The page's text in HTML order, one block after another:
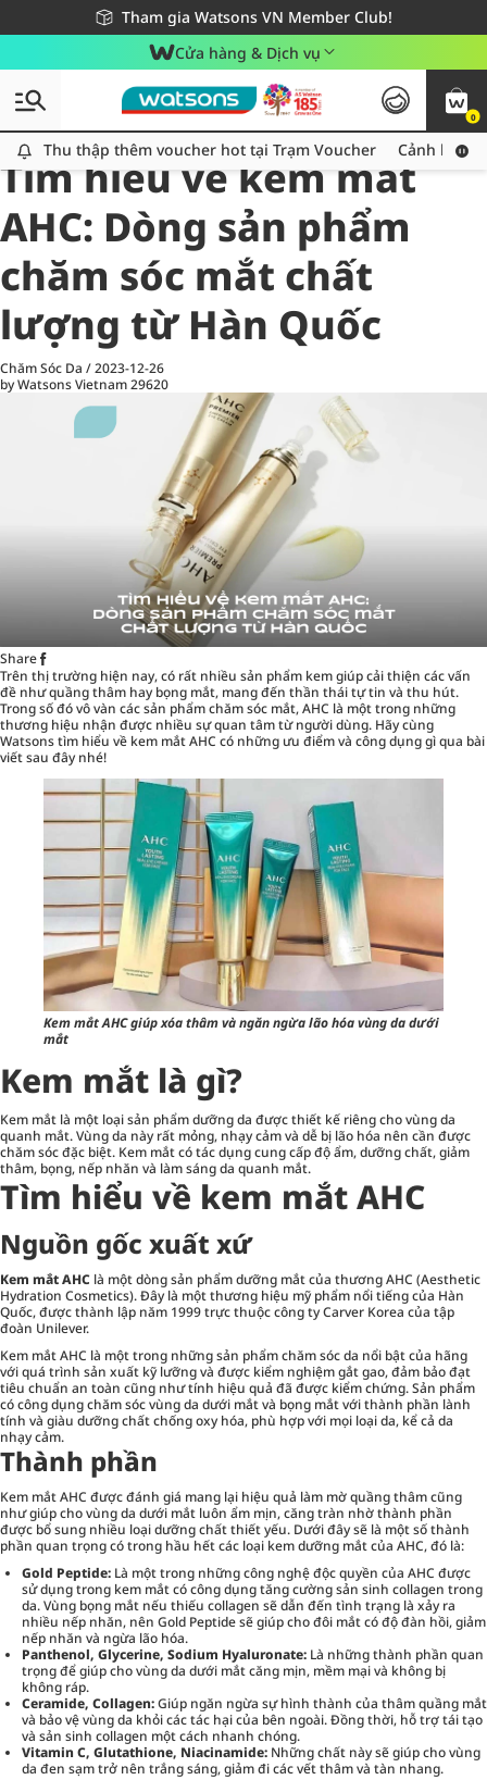
Tham gia Watsons VN Member Club!
Miễn phí giao hàng cho đơn hàng từ 249,000Đ
Giao hàng nhanh 24h - Áp dụng khu vực TP. Hồ Chí Minh
Cửa hàng & Dịch vụ
0
Thu thập thêm voucher hot tại Trạm Voucher
Thu thập thêm voucher hot tại Trạm Voucher Cảnh báo
All
Chăm Sóc Cá Nhân
Tìm hiểu về kem mắt
AHC: Dòng sản phẩm
chăm sóc mắt chất
lượng từ Hàn Quốc
Chăm Sóc Da /2023-12-26
by Watsons Vietnam29620
Share
Trên thị trường hiện nay, có rất nhiều sản phẩm kem giúp cải thiện các vấn
đề như quầng thâm hay bọng mắt, mang đến thần thái tự tin và thu hút.
Trong số đó vô vàn các sản phẩmchăm sóc mắt, AHC là một trong những
thương hiệu nhận được nhiều sự quan tâm từ người dùng. Hãy cùng
Watsons tìm hiểu về kem mắt AHC có những ưu điểm và công dụng gì qua bài
viết sau đây nhé!
Kem mắt AHC giúp xóa thâm và ngăn ngừa lão hóa vùng da dưới
mắt
Kem mắt là gì?
Kem mắt là một loại sản phẩm dưỡng da được thiết kế riêng cho vùng da
quanh mắt. Vùng da này rất mỏng, nhạy cảm và dễ bị lão hóa nên cần được
chăm sóc đặc biệt. Kem mắt có tác dụng cung cấp độ ẩm, dưỡng chất, giảm
thâm, bọng, nếp nhăn và làm sáng da quanh mắt.
Tìm hiểu về kem mắt AHC
Nguồn gốc xuất xứ
Kem mắt AHC là một dòng sản phẩmdưỡng mắtcủa thương AHC (Aesthetic
Hydration Cosmetics). Đây là một thương hiệu mỹ phẩm nổi tiếng của Hàn
Quốc, được thành lập năm 1999 trực thuộc công ty Carver Korea của tập
đoàn Unilever.
Kem mắt AHC là một trong những sản phẩmchăm sóc da nổi bật của hãng
với quá trình sản xuất kỹ lưỡng và được kiểm nghiệm gắt gao, đảm bảo đạt
tiêu chuẩn an toàn cũng như tính hiệu quả đã được kiểm chứng. Sản phẩm
có công dụng chăm sóc vùng da dưới mắt và bọng mắt với thành phần lành
tính và giàu dưỡng chất chống oxy hóa, phù hợp với mọi loại da, kể cả da
nhạy cảm.
Thành phần
Kem mắt AHC được đánh giá mang lại hiệu quả làm mờ quầng thâm cũng
như giúp cho vùng da dưới mắt luôn ẩm mịn, căng tràn nhờ thành phần
được bổ sung nhiều loại dưỡng chất thiết yếu. Dưới đây sẽ là một số thành
phần quan trọng có trong hầu hết các loại kem dưỡng mắt của AHC, đó là:
Gold Peptide: Là một trong những công nghệ độc quyền của AHC được
sử dụng trong kem mắt có công dụng tăng cường sản sinh collagen trong
da. Vùng bọng mắt nếu thiếu collagen sẽ dẫn đến tình trạng là xảy ra
nhiều nếp nhăn, nên Gold Peptide sẽ giúp cho đôi mắt có độ đàn hồi, giảm
nếp nhăn và ngừa lão hóa.
Panthenol, Glycerine, Sodium Hyaluronate: Là những thành phần quan
trọng để giúp cho vùng da dưới mắt căng mịn, mềm mại và không bị
không ráp.
Ceramide, Collagen:Giúp ngăn ngừa sự hình thành của thâm quầng mắt
và bảo vệ vùng da khỏi các tác hại của bên ngoài. Đồng thời, hỗ trợ tái tạo
và sản sinh collagen một cách nhanh chóng.
Vitamin C, Glutathione, Niacinamide: Những chất này sẽ giúp cho vùng
da đen sạm trở nên trắng sáng, giảm đi các vết thâm và tàn nhang.